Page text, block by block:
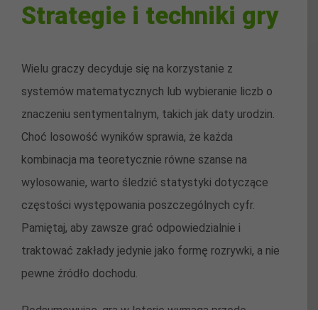
Strategie i techniki gry
Wielu graczy decyduje się na korzystanie z
systemów matematycznych lub wybieranie liczb o
znaczeniu sentymentalnym, takich jak daty urodzin.
Choć losowość wyników sprawia, że każda
kombinacja ma teoretycznie równe szanse na
wylosowanie, warto śledzić statystyki dotyczące
częstości występowania poszczególnych cyfr.
Pamiętaj, aby zawsze grać odpowiedzialnie i
traktować zakłady jedynie jako formę rozrywki, a nie
pewne źródło dochodu.